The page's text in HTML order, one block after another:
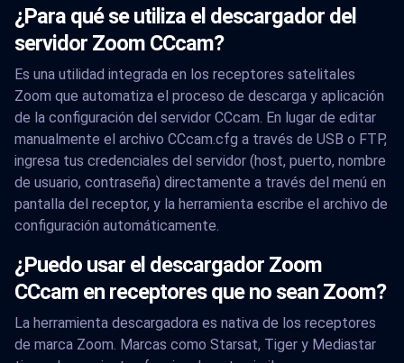
¿Para qué se utiliza el descargador del
servidor Zoom CCcam?
Es una utilidad integrada en los receptores satelitales
Zoom que automatiza el proceso de descarga y aplicación
de la configuración del servidor CCcam. En lugar de editar
manualmente el archivo CCcam.cfg a través de USB o FTP,
ingresa tus credenciales del servidor (host, puerto, nombre
de usuario, contraseña) directamente a través del menú en
pantalla del receptor, y la herramienta escribe el archivo de
configuración automáticamente.
¿Puedo usar el descargador Zoom
CCcam en receptores que no sean Zoom?
La herramienta descargadora es nativa de los receptores
de marca Zoom. Marcas como Starsat, Tiger y Mediastar